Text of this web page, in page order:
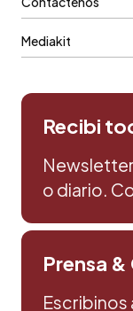
Mediakit
Recibi
o diario.
Prensa
Escribinos